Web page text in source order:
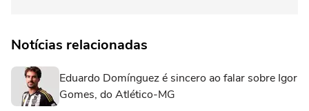
Notícias relacionadas
Eduardo Domínguez é sincero ao falar sobre Igor
Gomes, do Atlético-MG